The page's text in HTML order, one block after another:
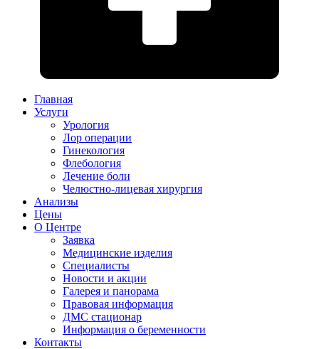
Главная
Услуги
Урология
Лор операции
Гинекология
Флебология
Лечение боли
Челюстно-лицевая хирургия
Анализы
Цены
О Центре
Заявка
Медицинские изделия
Специалисты
Новости и акции
Галерея и панорама
Правовая информация
ДМС стационар
Информация о беременности
Контакты